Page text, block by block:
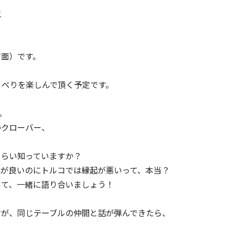
）です。
りを楽しんで頂く予定です。
ローバー、
い知っていますか？
良いのにトルコでは縁起が悪いって、本当？
、一緒に語り合いましょう！
、同じテーブルの仲間と話が弾んできたら、